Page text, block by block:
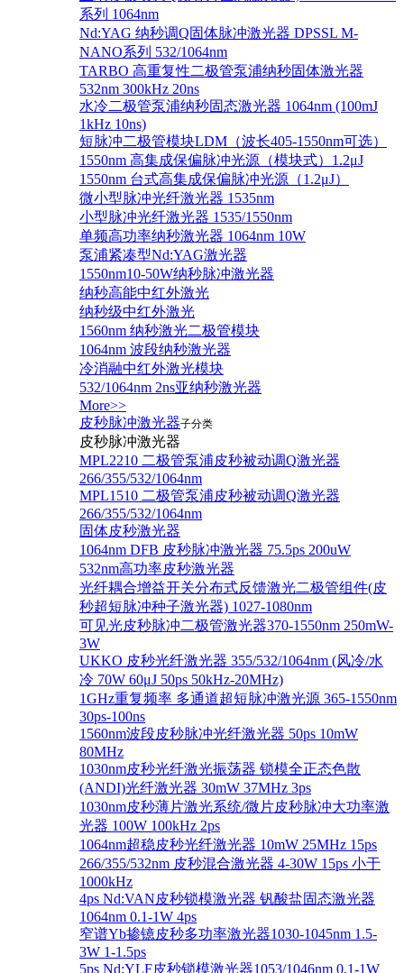
系列 1064nm
Nd:YAG 纳秒调Q固体脉冲激光器 DPSSL M-
NANO系列 532/1064nm
TARBO 高重复性二极管泵浦纳秒固体激光器
532nm 300kHz 20ns
水冷二极管泵浦纳秒固态激光器 1064nm (100mJ
1kHz 10ns)
短脉冲二极管模块LDM（波长405-1550nm可选）
1550nm 高集成保偏脉冲光源（模块式）1.2μJ
1550nm 台式高集成保偏脉冲光源（1.2μJ）
微小型脉冲光纤激光器 1535nm
小型脉冲光纤激光器 1535/1550nm
单频高功率纳秒激光器 1064nm 10W
泵浦紧凑型Nd:YAG激光器
1550nm10-50W纳秒脉冲激光器
纳秒高能中红外激光
纳秒级中红外激光
1560nm 纳秒激光二极管模块
1064nm 波段纳秒激光器
冷消融中红外激光模块
532/1064nm 2ns亚纳秒激光器
More>>
皮秒脉冲激光器子分类
皮秒脉冲激光器
​MPL2210 二极管泵浦皮秒被动调Q激光器
266/355/532/1064nm
MPL1510 二极管泵浦皮秒被动调Q激光器
266/355/532/1064nm
固体皮秒激光器
1064nm DFB 皮秒脉冲激光器 75.5ps 200uW
532nm高功率皮秒激光器
光纤耦合增益开关分布式反馈激光二极管组件(皮
秒超短脉冲种子激光器) 1027-1080nm
可见光皮秒脉冲二极管激光器370-1550nm 250mW-
3W
UKKO 皮秒光纤激光器 355/532/1064nm (风冷/水
冷 70W 60μJ 50ps 50kHz-20MHz)
1GHz重复频率 多通道超短脉冲激光源 365-1550nm
30ps-100ns
1560nm波段皮秒脉冲光纤激光器 50ps 10mW
80MHz
1030nm皮秒光纤激光振荡器 锁模全正态色散
(ANDI)光纤激光器 30mW 37MHz 3ps
1030nm皮秒薄片激光系统/微片皮秒脉冲大功率激
光器 100W 100kHz 2ps
1064nm超稳皮秒光纤激光器 10mW 25MHz 15ps
266/355/532nm 皮秒混合激光器 4-30W 15ps 小于
1000kHz
4ps Nd:VAN皮秒锁模激光器 钒酸盐固态激光器
1064nm 0.1-1W 4ps
窄谱Yb掺镱皮秒多功率激光器1030-1045nm 1.5-
3W 1-1.5ps
5ps Nd:YLF皮秒锁模激光器1053/1046nm 0.1-1W